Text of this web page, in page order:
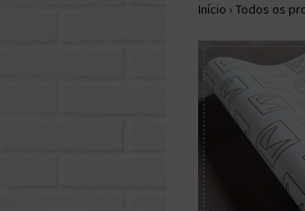
Início › Todos os